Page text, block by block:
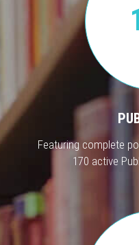
Featuring complete
170 active